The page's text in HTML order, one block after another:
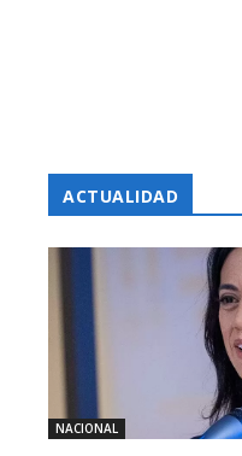
ACTUALIDAD
NACIONAL